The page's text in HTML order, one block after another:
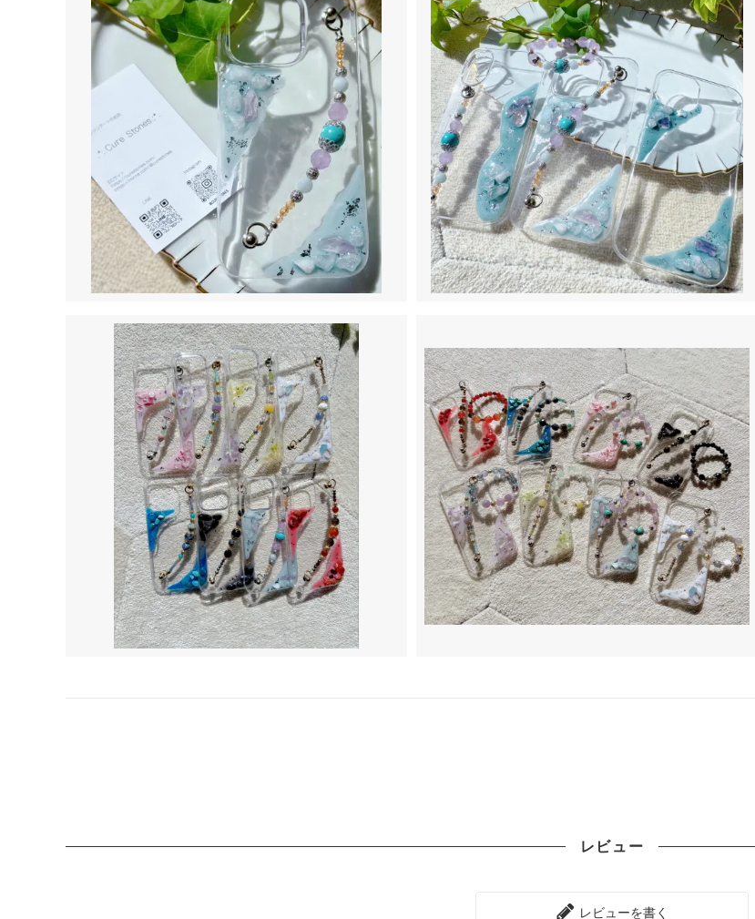
レビュー
レビューを書く